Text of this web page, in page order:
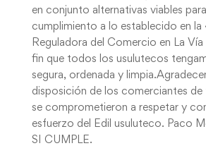
en conjunto alternativas viables
cumplimiento a lo establecido en la
Reguladora del Comercio en La Vía
fin que todos los usulutecos
segura, ordenada y
disposición de los comerciantes
se comprometieron a respetar y
esfuerzo del Edil usuluteco. Paco
SI CUMPLE.